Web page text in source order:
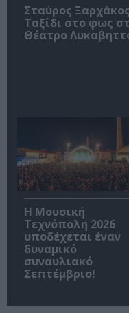
Σταύρος
Ταξίδι στο φως
Θέατρο
Η Μουσική
Τεχνόπολη 2026
υποδέχεται έναν
δυναμικό
συναυλιακό
Σεπτέμβριο!